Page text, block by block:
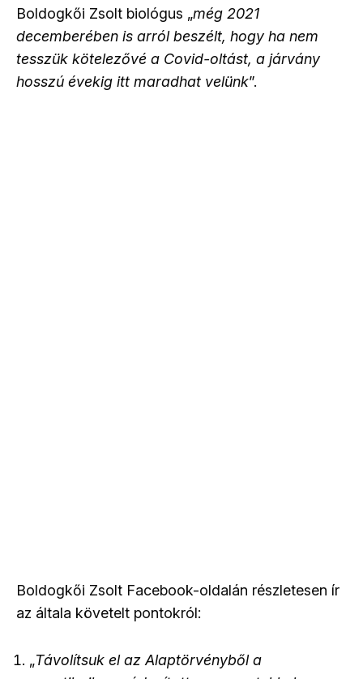
Boldogkői Zsolt biológus „még 2021
decemberében is arról beszélt, hogy ha nem
tesszük kötelezővé a Covid-oltást, a járvány
hosszú évekig itt maradhat velünk”.
Boldogkői Zsolt Facebook-oldalán részletesen ír
az általa követelt pontokról:
„Távolítsuk el az Alaptörvényből a